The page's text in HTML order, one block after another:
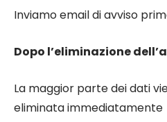
Inviamo email di avviso
Dopo l’eliminazione
La maggior parte dei dati
eliminata immediatamente